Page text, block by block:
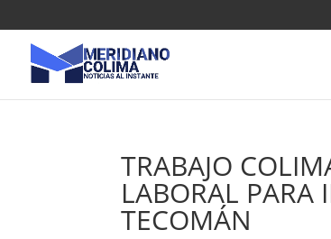
TRABAJO
LABORAL PARA
TECOMÁN